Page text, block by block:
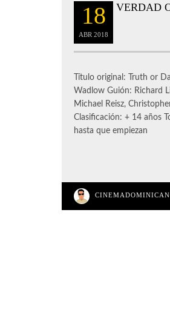
18
ABR 2018
VERDAD
Título original: Truth or
Wadlow Guión: Richard
Michael Reisz,
Clasificación: + 14 años
hasta que empiezan